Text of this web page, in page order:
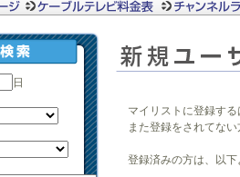
日
マイリストに登録す
また登録をされてな
登録済みの方は、以